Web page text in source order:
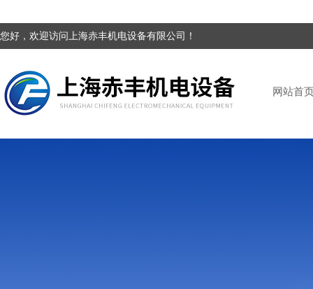
您好，欢迎访问上海赤丰机电设备有限公司！
网站首